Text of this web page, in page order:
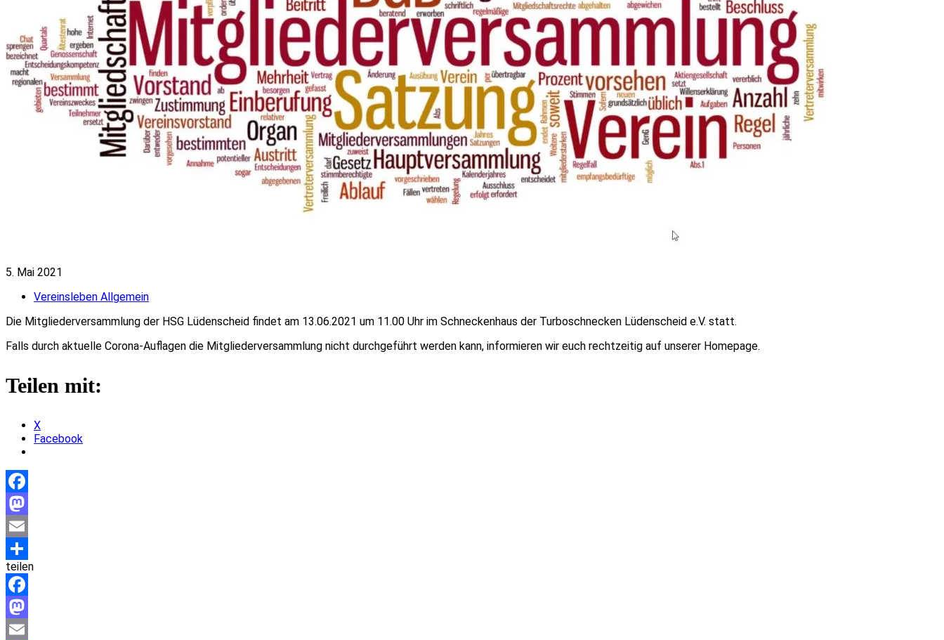
5. Mai 2021
Vereinsleben Allgemein
Die Mitgliederversammlung der HSG Lüdenscheid findet am 13.06.2021 um 11.00 Uhr im Schneckenhaus der Turboschnecken Lüdenscheid e.V. statt.
Falls durch aktuelle Corona-Auflagen die Mitgliederversammlung nicht durchgeführt werden kann, informieren wir euch rechtzeitig auf unserer Homepage.
Teilen mit:
X
Facebook
Facebook
Mastodon
Email
Teilen
teilen
Facebook
Mastodon